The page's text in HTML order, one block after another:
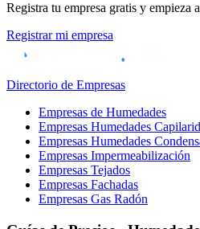
Registra tu empresa gratis y empieza
Registrar mi empresa
Directorio de Empresas
Empresas de Humedades
Empresas Humedades
Empresas Humedades
Empresas Impermeabilización
Empresas Tejados
Empresas Fachadas
Empresas Gas Radón